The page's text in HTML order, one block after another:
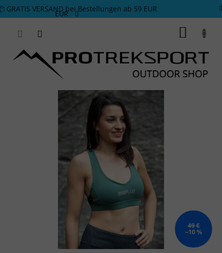
Zum Inhalt springen
GRATIS VERSAND bei Bestellungen ab 59 EUR
EUR
49 €
–10 %